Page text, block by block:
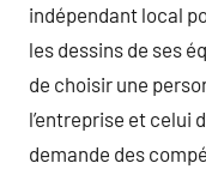
indépendant local
les dessins de ses
de choisir une
l’entreprise et celui
demande des